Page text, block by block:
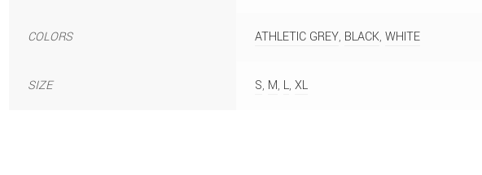
COLORS ATHLETIC GREY, BLACK, WHITE
SIZE S, M, L, XL